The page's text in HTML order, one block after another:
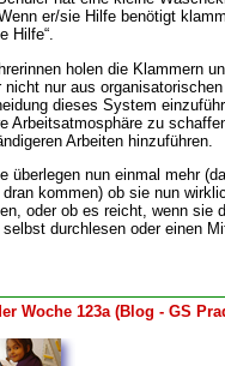
er/sie Hilfe benötigt
Hilfe“.
holen die Klammern
nicht nur aus
dieses System
Arbeitsatmosphäre zu
Arbeiten hinzuführen.
überlegen nun einmal mehr
dran kommen) ob sie nun
oder ob es reicht, wenn sie
selbst durchlesen oder einen
Woche 123a (Blog - GS